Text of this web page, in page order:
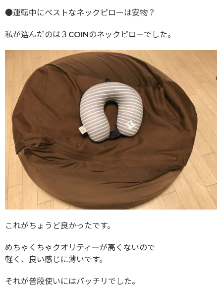
●運転中にベストなネックピローは安物？
私が選んだのは３COINのネックピローでした。
これがちょうど良かったです。
めちゃくちゃクオリティーが高くないので
軽く、良い感じに薄いです。
それが普段使いにはバッチリでした。